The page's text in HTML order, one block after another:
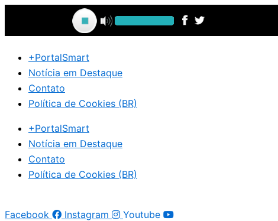
Ir
o
conteúdo+PortalSmart
Notícia em Destaque
Contato
Política de Cookies (BR)
+PortalSmart
Notícia em Destaque
Contato
Política de Cookies (BR)
Facebook Instagram Youtube